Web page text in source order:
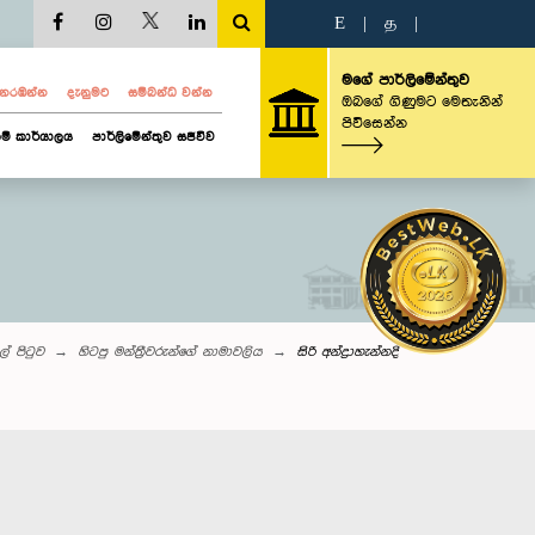
E த
දැනුමට සම්බන්ධ වන්න
කාර්යාලය පාර්ලිමේන්තුව සජීවීව
මගේ පාර්ලිමේන්තුව
ඔබගේ ගිණුමට මෙතැනින්
පිවිසෙන්න
පිටුව හිටපු මන්ත්‍රීවරුන්ගේ නාමාවලිය සිරි අන්ද්‍රාහැන්නදි